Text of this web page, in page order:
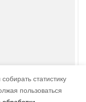
статистику
пользоваться